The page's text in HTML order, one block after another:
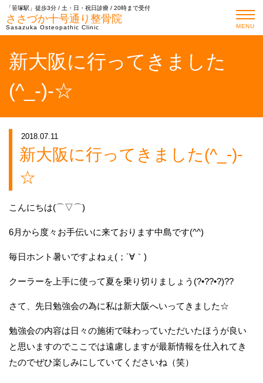
「笹塚駅」徒歩3分 / 土・日・祝日診療 / 20時まで受付
ささづか十号通り整骨院
Sasazuka Osteopathic Clinic MENU
新大阪に行ってきました
(^_-)-☆
2018.07.11
新大阪に行ってきました(^_-)-
☆
こんにちは(⌒▽⌒)
6月から度々お手伝いに来ております中島です(^^)
毎日ホント暑いですよねぇ(；´∀｀)
クーラーを上手に使って夏を乗り切りましょう(?•??•?)??
さて、先日勉強会の為に私は新大阪へいってきました☆
勉強会の内容は日々の施術で味わっていただいたほうが良い
と思いますのでここでは遠慮しますが最新情報を仕入れてき
たのでぜひ楽しみにしていてくださいね（笑）